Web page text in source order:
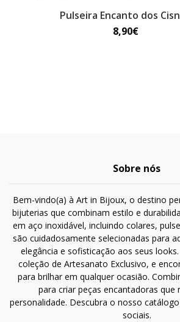
Pulseira Encanto dos
8,90€
Sobre nós
Bem-vindo(a) à Art in Bijoux, o destino
bijuterias que combinam estilo e
em aço inoxidável, incluindo colares,
são cuidadosamente selecionadas para
elegância e sofisticação aos seus
coleção de Artesanato Exclusivo, e
para brilhar em qualquer ocasião.
para criar peças encantadoras que
personalidade. Descubra o nosso
sociais.